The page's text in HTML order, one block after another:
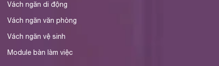
Vách ngăn di động
Vách ngăn văn phòng
Vách ngăn vệ sinh
Module bàn làm việc